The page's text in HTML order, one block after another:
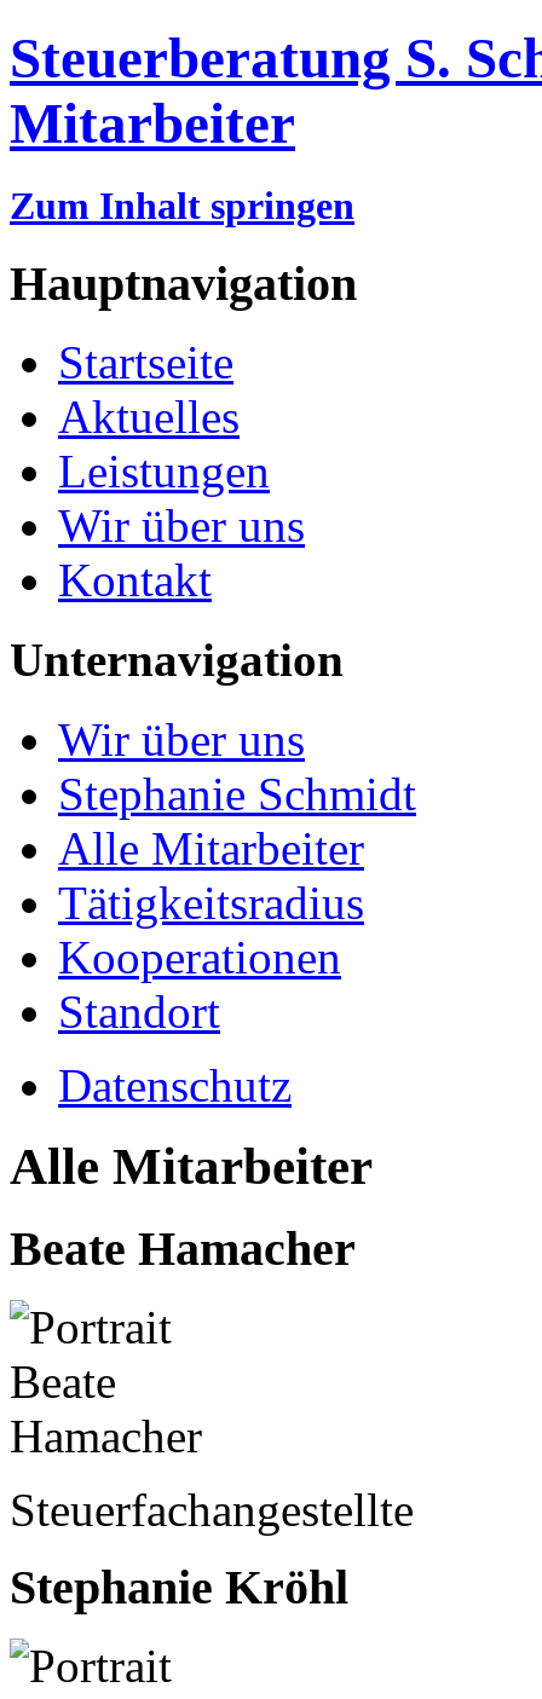
Steuerberatung S.
Mitarbeiter
Zum Inhalt springen
Hauptnavigation
Startseite
Aktuelles
Leistungen
Wir über uns
Kontakt
Unternavigation
Wir über uns
Stephanie Schmidt
Alle Mitarbeiter
Tätigkeitsradius
Kooperationen
Standort
Datenschutz
Alle Mitarbeiter
Beate Hamacher
Steuerfachangestellte
Stephanie Kröhl